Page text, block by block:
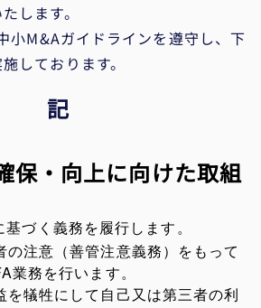
します。
小M&Aガイドラインを遵守し、下
しております。
記
保・向上に向けた取組
づく義務を履行します。
の注意（善管注意義務）をもって
業務を行います。
を犠牲にして自己又は第三者の利